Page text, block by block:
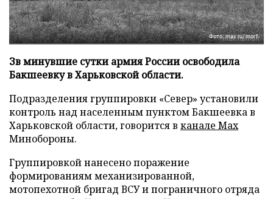
Фото: max.ru/morf
Зв минувшие сутки армия России освободила
Бакшеевку в Харьковской области.
Подразделения группировки «Север» установили
контроль над населенным пунктом Бакшеевка в
Харьковской области, говорится в канале Max
Минобороны.
Группировкой нанесено поражение
формированиям механизированной,
мотопехотной бригад ВСУ и пограничного отряда